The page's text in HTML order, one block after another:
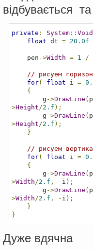
відбувається
private : System:: Void
float dt = 20.0f
    pen
->Width = 1 /
// рисуем
for( float i =
{
        g
->DrawLine (
>Height/2.f );
        g
->DrawLine (
>Height/2.f );
}
// рисуем
for( float i =
{
        g
->DrawLine (
>Width/2.f ,
  i
);
        g
->DrawLine (
>Width/2.f , - i );
}
}
Дуже вдячна